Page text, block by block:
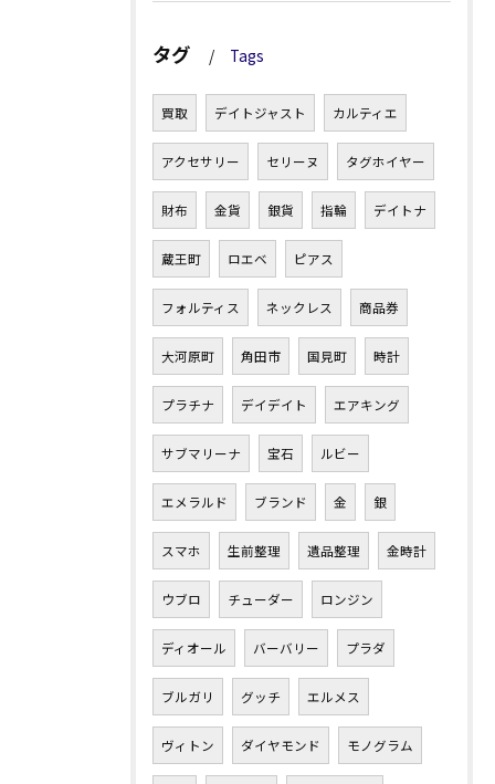
タグ Tags
買取 デイトジャスト カルティエ
アクセサリー セリーヌ タグホイヤー
財布 金貨 銀貨 指輪 デイトナ
蔵王町 ロエベ ピアス
フォルティス ネックレス 商品券
大河原町 角田市 国見町 時計
プラチナ デイデイト エアキング
サブマリーナ 宝石 ルビー
エメラルド ブランド 金 銀
スマホ 生前整理 遺品整理 金時計
ウブロ チューダー ロンジン
ディオール バーバリー プラダ
ブルガリ グッチ エルメス
ヴィトン ダイヤモンド モノグラム